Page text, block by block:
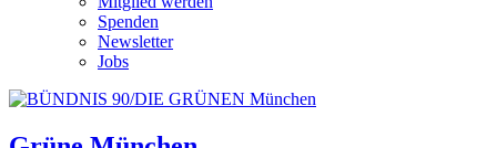
Spenden
Newsletter
Jobs